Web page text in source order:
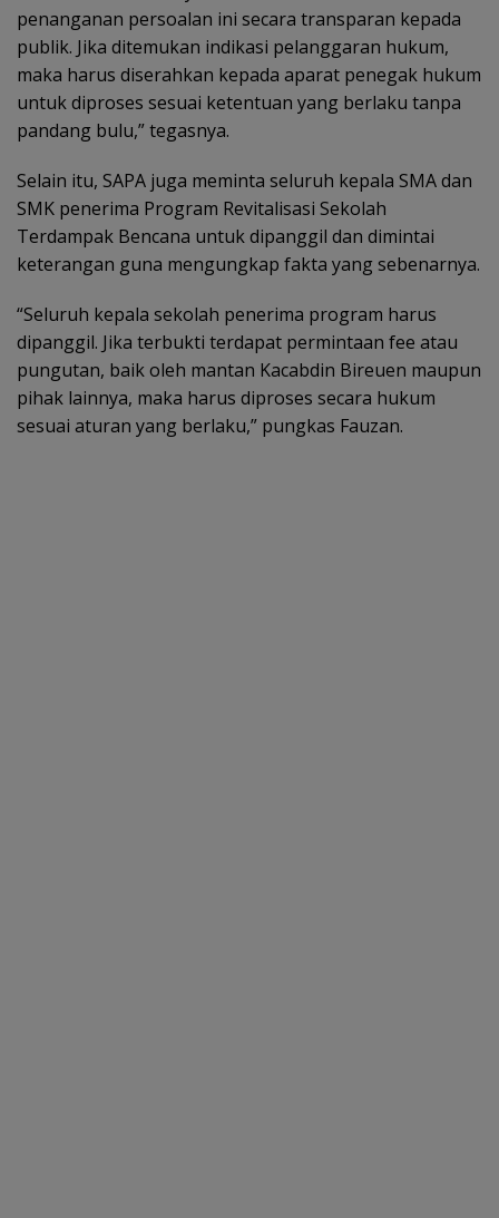
penanganan persoalan ini secara transparan kepada
publik. Jika ditemukan indikasi pelanggaran hukum,
maka harus diserahkan kepada aparat penegak hukum
untuk diproses sesuai ketentuan yang berlaku tanpa
pandang bulu,” tegasnya.
Selain itu, SAPA juga meminta seluruh kepala SMA dan
SMK penerima Program Revitalisasi Sekolah
Terdampak Bencana untuk dipanggil dan dimintai
keterangan guna mengungkap fakta yang sebenarnya.
“Seluruh kepala sekolah penerima program harus
dipanggil. Jika terbukti terdapat permintaan fee atau
pungutan, baik oleh mantan Kacabdin Bireuen maupun
pihak lainnya, maka harus diproses secara hukum
sesuai aturan yang berlaku,” pungkas Fauzan.